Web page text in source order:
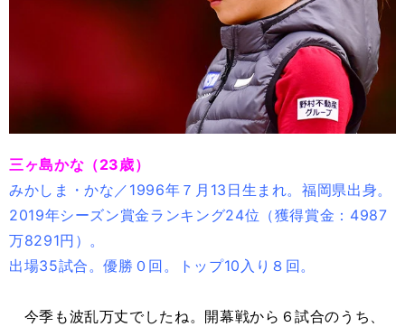
三ヶ島かな（23歳）
みかしま・かな／1996年７月13日生まれ。福岡県出身。
2019年シーズン賞金ランキング24位（獲得賞金：4987
万8291円）。
出場35試合。優勝０回。トップ10入り８回。
今季も波乱万丈でしたね。開幕戦から６試合のうち、